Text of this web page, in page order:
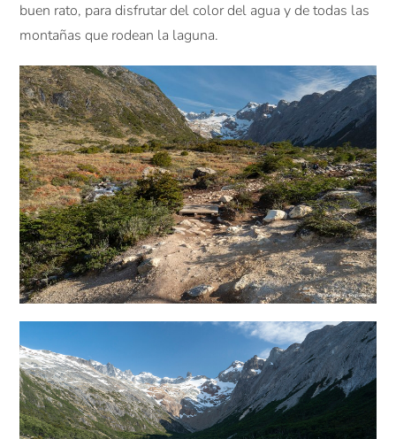
buen rato, para disfrutar del color del agua y de todas las
montañas que rodean la laguna.